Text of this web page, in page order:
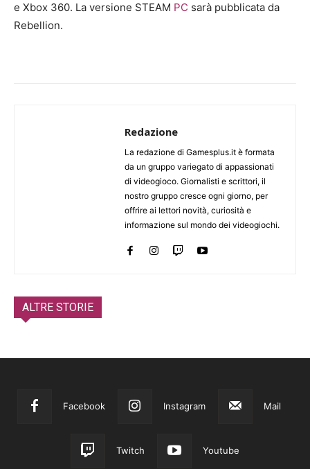
e Xbox 360. La versione STEAM PC sarà pubblicata da
Rebellion.
Redazione
La redazione di Gamesplus.it è formata
da un gruppo variegato di appassionati
di videogioco. Giornalisti e scrittori, il
nostro gruppo cresce ogni giorno, per
offrire ai lettori novità, curiosità e
informazione sul mondo dei videogiochi.
ALTRE STORIE
Facebook Instagram Mail
Twitch Youtube